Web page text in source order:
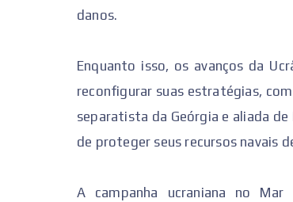
danos.
Enquanto isso, os avanços da
reconfigurar suas estratégias,
separatista da Geórgia e aliada
de proteger seus recursos navais
A campanha ucraniana no